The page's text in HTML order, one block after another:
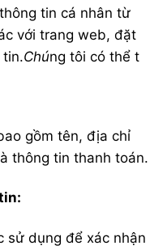
tin cá nhân từ
với trang web, đặt
tin.Chúng tôi có thể t
gồm tên, địa chỉ
thông tin thanh toán.
sử dụng để xác nhận